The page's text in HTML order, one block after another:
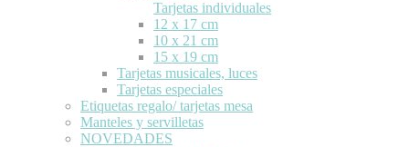
Tarjetas individuales
12 x 17 cm
10 x 21 cm
15 x 19 cm
Tarjetas musicales, luces
Tarjetas especiales
Etiquetas regalo/ tarjetas mesa
Manteles y servilletas
NOVEDADES